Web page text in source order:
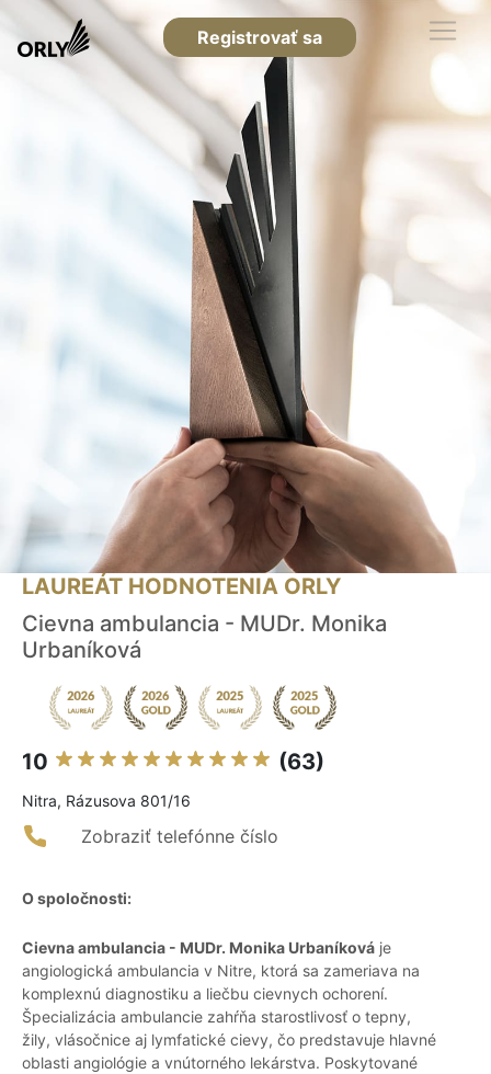
Registrovať sa
LAUREÁT HODNOTENIA ORLY
Cievna ambulancia - MUDr. Monika
Urbaníková
10 (63)
Nitra, Rázusova 801/16
Zobraziť telefónne číslo
O spoločnosti:
Cievna ambulancia - MUDr. Monika Urbaníková je
angiologická ambulancia v Nitre, ktorá sa zameriava na
komplexnú diagnostiku a liečbu cievnych ochorení.
Špecializácia ambulancie zahŕňa starostlivosť o tepny,
žily, vlásočnice aj lymfatické cievy, čo predstavuje hlavné
oblasti angiológie a vnútorného lekárstva. Poskytované